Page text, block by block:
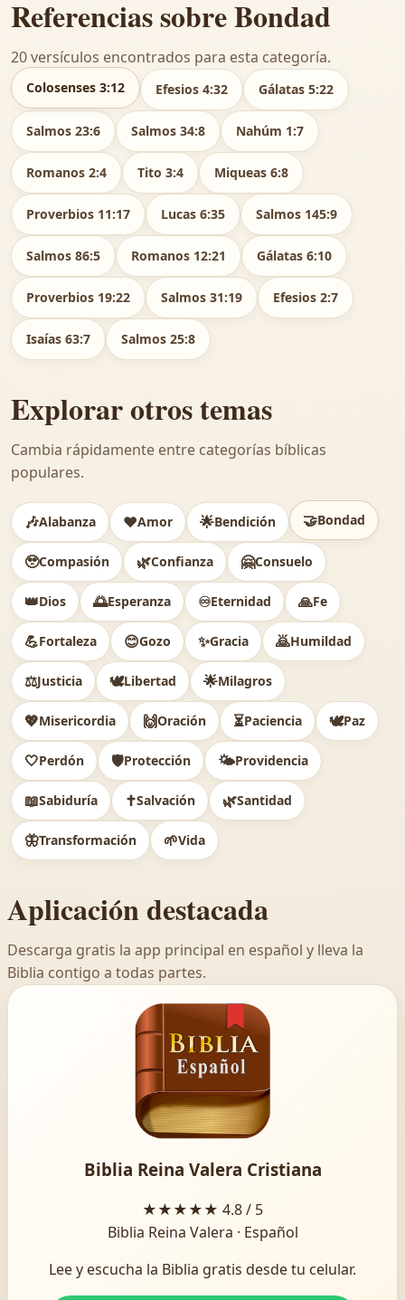
Referencias sobre Bondad
20 versículos encontrados para esta categoría.
Colosenses 3:12 Efesios 4:32 Gálatas 5:22
Salmos 23:6 Salmos 34:8 Nahúm 1:7
Romanos 2:4 Tito 3:4 Miqueas 6:8
Proverbios 11:17 Lucas 6:35 Salmos 145:9
Salmos 86:5 Romanos 12:21 Gálatas 6:10
Proverbios 19:22 Salmos 31:19 Efesios 2:7
Isaías 63:7 Salmos 25:8
Explorar otros temas
Cambia rápidamente entre categorías bíblicas
populares.
🎶Alabanza ❤️Amor 🌟Bendición 🤝Bondad
🥹Compasión 🌿Confianza 🤗Consuelo
👑Dios 🌅Esperanza ♾️Eternidad 🙏Fe
💪Fortaleza 😊Gozo ✨Gracia 🙇Humildad
⚖️Justicia 🕊Libertad 🌟Milagros
💖Misericordia 🙌Oración ⏳Paciencia 🕊️Paz
🤍Perdón 🛡️Protección 🌤️Providencia
📖Sabiduría ✝️Salvación 🌿Santidad
🦋Transformación 🌱Vida
Aplicación destacada
Descarga gratis la app principal en español y lleva la
Biblia contigo a todas partes.
Biblia Reina Valera Cristiana
★★★★★ 4.8 / 5
Biblia Reina Valera · Español
Lee y escucha la Biblia gratis desde tu celular.